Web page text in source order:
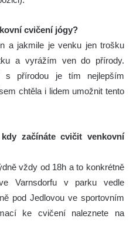
cvičení jógy?
a jakmile je venku jen trošku
a vyrážím ven do přírody.
s přírodou je tím nejlepším
chtěla i lidem umožnit tento
začínáte cvičit venkovní
vždy od 18h a to konkrétně
Varnsdorfu v parku vedle
pod Jedlovou ve sportovním
ke cvičení naleznete na